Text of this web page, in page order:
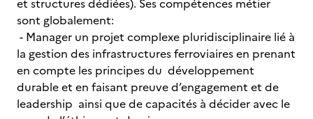
et structures dédiées). Ses compétences métier
sont globalement:
- Manager un projet complexe pluridisciplinaire lié à
la gestion des infrastructures ferroviaires en prenant
en compte les principes du développement
durable et en faisant preuve d’engagement et de
leadership ainsi que de capacités à décider avec le